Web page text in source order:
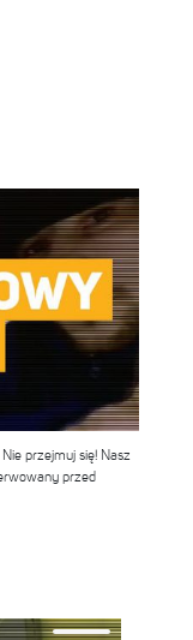
przejmuj się! Nasz
przed